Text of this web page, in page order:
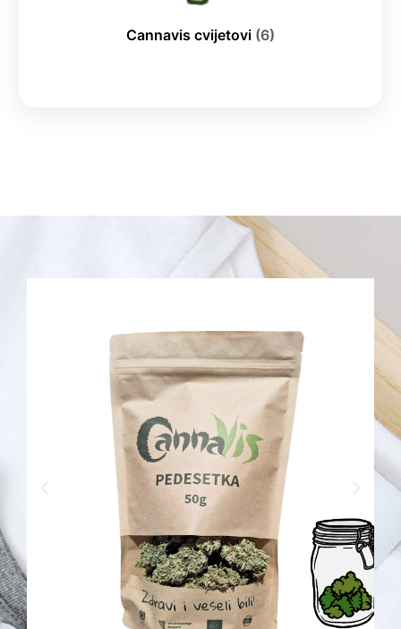
Cannavis cvijetovi (6)